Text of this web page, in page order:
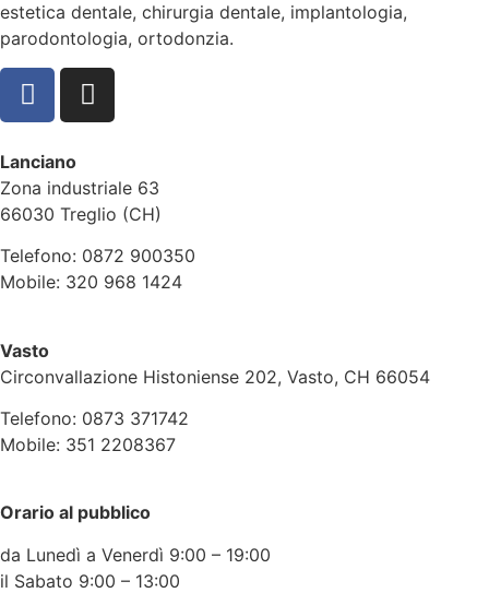
estetica dentale, chirurgia dentale, implantologia,
parodontologia, ortodonzia.
Lanciano
Zona industriale 63
66030 Treglio (CH)
Telefono: 0872 900350
Mobile: 320 968 1424
Vasto
Circonvallazione Histoniense 202, Vasto, CH 66054
Telefono: 0873 371742
Mobile: 351 2208367
Orario al pubblico
da Lunedì a Venerdì 9:00 – 19:00
il Sabato 9:00 – 13:00